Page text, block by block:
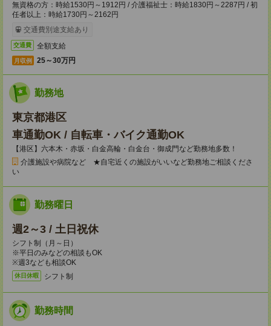
無資格の方：時給1530円～1912円 / 介護福祉士：時給1830円～2287円 / 初
任者以上：時給1730円～2162円
交通費別途支給あり
交通費 全額支給
月収例 25～30万円
勤務地
東京都港区
車通勤OK / 自転車・バイク通勤OK
【港区】六本木・赤坂・白金高輪・白金台・御成門など勤務地多数！
介護施設や病院など ★自宅近くの施設がいいなど勤務地ご相談くださ
い
勤務曜日
週2～3 / 土日祝休
シフト制（月～日）
※平日のみなどの相談もOK
※週3なども相談OK
休日休暇 シフト制
勤務時間